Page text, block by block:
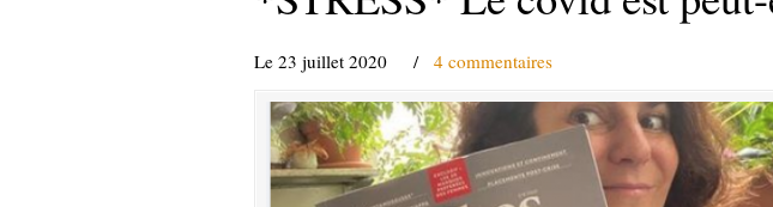
Le 23 juillet 2020 / 4 commentaires